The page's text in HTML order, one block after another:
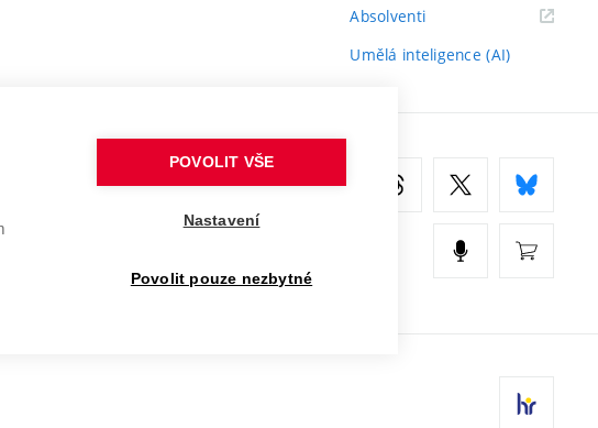
Absolventi(externí
Umělá inteligence (AI)
POVOLIT VŠE
Nastavení
Povolit pouze nezbytné